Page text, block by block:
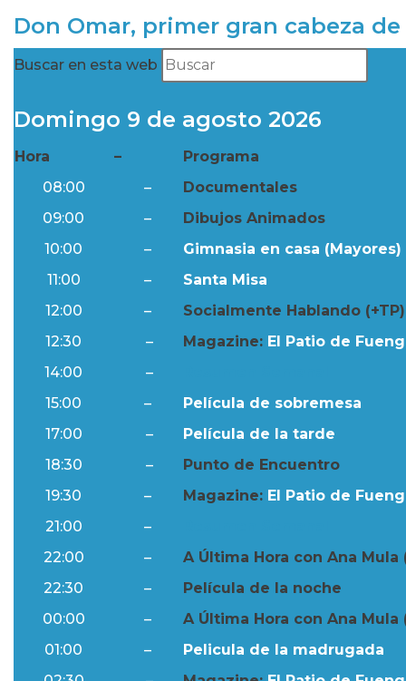
Don Omar, primer gran cabeza
Buscar en esta web
Domingo 9 de agosto 2026
Hora –
Programa
08:00
–
Documentales
09:00
–
Dibujos Animados
10:00
–
Gimnasia en casa (Mayores)
11:00
–
Santa Misa
12:00
–
Socialmente Hablando (+TP)
12:30
– Magazine: El Patio de
14:00
–
15:00
–
Película de sobremesa
17:00
–
Película de la tarde
18:30
–
Punto de Encuentro
19:30
– Magazine: El Patio de
21:00
–
22:00
–
A Última Hora con Ana Mula
22:30
–
Película de la noche
00:00
–
A Última Hora con Ana Mula
01:00
–
Pelicula de la madrugada